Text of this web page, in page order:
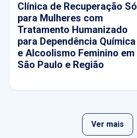
Clínica de Recuperação Só
para Mulheres com
Tratamento Humanizado
para Dependência Química
e Alcoolismo Feminino em
São Paulo e Região
Ver mais